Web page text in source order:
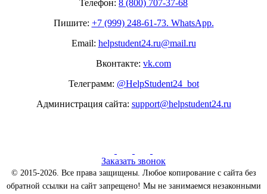
Телефон: 8 (800) 707-37-68
Пишите: +7 (999) 248-61-73. WhatsApp.
Email: helpstudent24.ru@mail.ru
Вконтакте: vk.com
Телеграмм: @HelpStudent24_bot
Администрация сайта: support@helpstudent24.ru
Заказать звонок
© 2015-2026. Все права защищены. Любое копирование с сайта без
обратной ссылки на сайт запрещено! Мы не занимаемся незаконными